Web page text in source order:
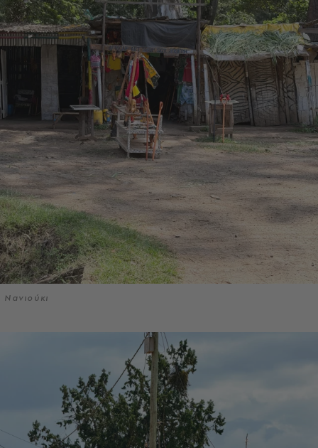
Νανιούκι